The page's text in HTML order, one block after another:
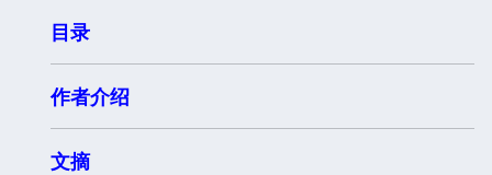
目录
作者介绍
文摘